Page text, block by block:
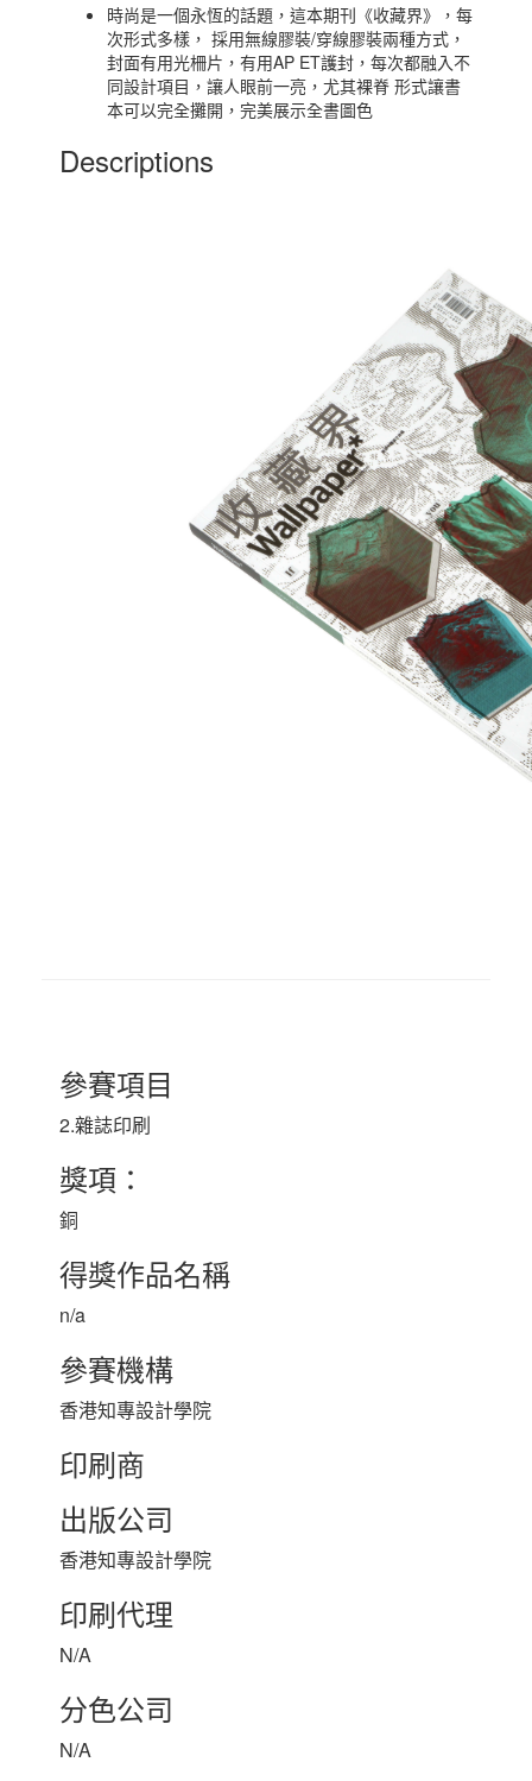
時尚是一個永恆的話題，這本期刊《收藏界》，每
次形式多樣， 採用無線膠裝/穿線膠裝兩種方式，
封面有用光柵片，有用AP ET護封，每次都融入不
同設計項目，讓人眼前一亮，尤其裸脊 形式讓書
本可以完全攤開，完美展示全書圖色
Descriptions
參賽項目
2.雜誌印刷
獎項：
銅
得獎作品名稱
n/a
參賽機構
香港知專設計學院
印刷商
出版公司
香港知專設計學院
印刷代理
N/A
分色公司
N/A